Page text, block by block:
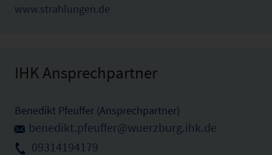
www.strahlungen.de
IHK Ansprechpartner
Benedikt Pfeuffer (Ansprechpartner)
benedikt.pfeuffer@wuerzburg.ihk.de
09314194179